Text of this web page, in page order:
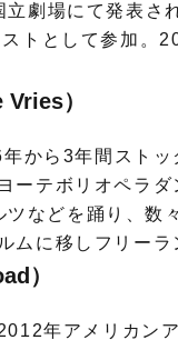
立劇場にて発表さ
トとして参加。
）
から3年間ストッ
テボリオペラダ
などを踊り、数
に移しフリーラ
）
年アメリカン